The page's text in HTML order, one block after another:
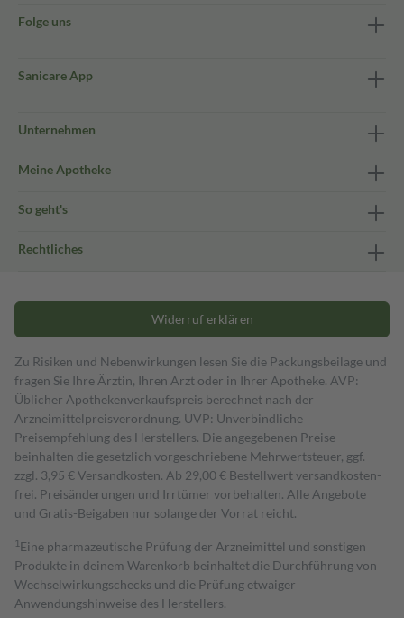
Folge uns
Sanicare App
Unternehmen
Meine Apotheke
So geht's
Rechtliches
Widerruf erklären
Zu Risiken und Nebenwirkungen lesen Sie die Packungsbeilage und
fragen Sie Ihre Ärztin, Ihren Arzt oder in Ihrer Apotheke. AVP:
Üblicher Apothekenverkaufspreis berechnet nach der
Arzneimittelpreisverordnung. UVP: Unverbindliche
Preisempfehlung des Herstellers. Die angegebenen Preise
beinhalten die gesetzlich vorgeschriebene Mehrwertsteuer, ggf.
zzgl. 3,95 € Versandkosten. Ab 29,00 € Bestell­wert versand­kosten­
frei. Preisänderungen und Irrtümer vorbehalten. Alle Angebote
und Gratis-Beigaben nur solange der Vorrat reicht.
1 Eine pharmazeutische Prüfung der Arzneimittel und sonstigen
Produkte in deinem Warenkorb beinhaltet die Durchführung von
Wechselwirkungschecks und die Prüfung etwaiger
Anwendungshinweise des Herstellers.